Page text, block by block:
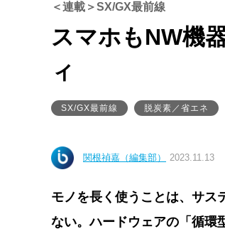
＜連載＞SX/GX最前線
スマホもNW機
ィ
SX/GX最前線 脱炭素／省エネ
関根禎嘉（編集部） 2023.11.13
モノを長く使うことは、サス
ない。ハードウェアの「循環